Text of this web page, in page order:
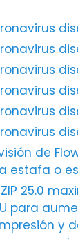
de
estafa o
25.0
para
y